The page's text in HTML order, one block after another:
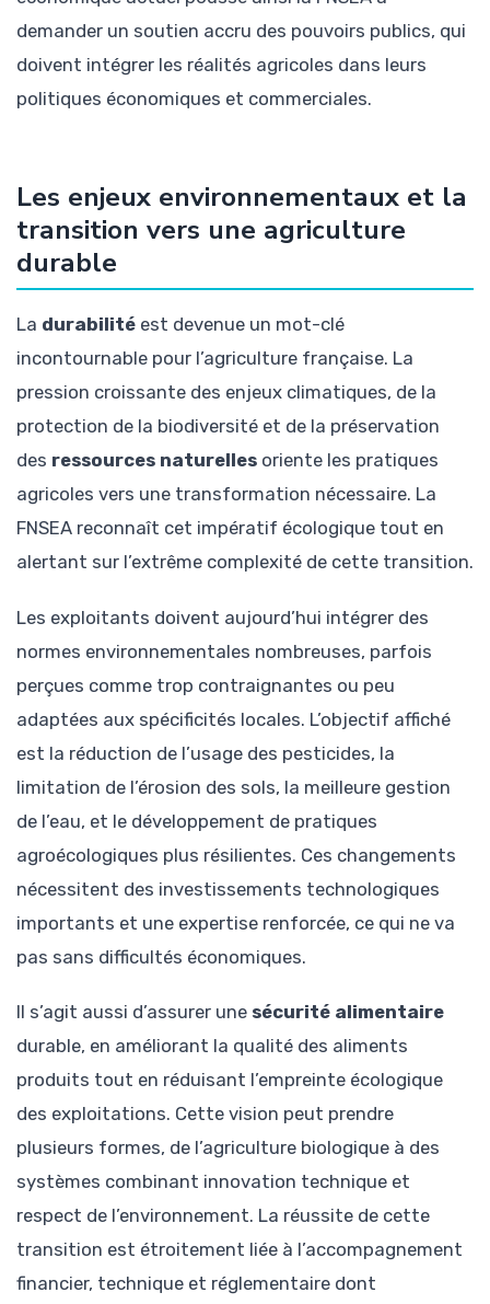
demander un soutien accru des pouvoirs publics, qui
doivent intégrer les réalités agricoles dans leurs
politiques économiques et commerciales.
Les enjeux environnementaux et la
transition vers une agriculture
durable
La durabilité est devenue un mot-clé
incontournable pour l’agriculture française. La
pression croissante des enjeux climatiques, de la
protection de la biodiversité et de la préservation
des ressources naturelles oriente les pratiques
agricoles vers une transformation nécessaire. La
FNSEA reconnaît cet impératif écologique tout en
alertant sur l’extrême complexité de cette transition.
Les exploitants doivent aujourd’hui intégrer des
normes environnementales nombreuses, parfois
perçues comme trop contraignantes ou peu
adaptées aux spécificités locales. L’objectif affiché
est la réduction de l’usage des pesticides, la
limitation de l’érosion des sols, la meilleure gestion
de l’eau, et le développement de pratiques
agroécologiques plus résilientes. Ces changements
nécessitent des investissements technologiques
importants et une expertise renforcée, ce qui ne va
pas sans difficultés économiques.
Il s’agit aussi d’assurer une sécurité alimentaire
durable, en améliorant la qualité des aliments
produits tout en réduisant l’empreinte écologique
des exploitations. Cette vision peut prendre
plusieurs formes, de l’agriculture biologique à des
systèmes combinant innovation technique et
respect de l’environnement. La réussite de cette
transition est étroitement liée à l’accompagnement
financier, technique et réglementaire dont